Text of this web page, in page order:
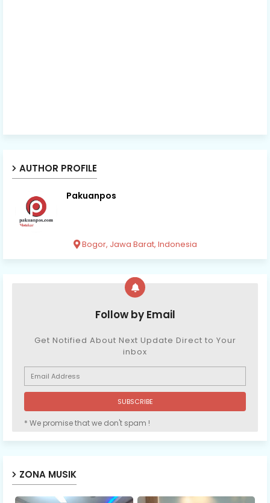
AUTHOR PROFILE
Pakuanpos
Bogor, Jawa Barat, Indonesia
Follow by Email
Get Notified About Next Update Direct to Your
inbox
* We promise that we don't spam !
ZONA MUSIK